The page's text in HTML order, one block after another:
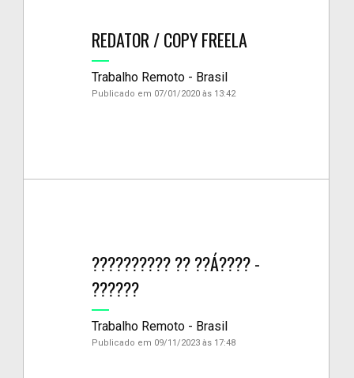
REDATOR / COPY FREELA
Trabalho Remoto - Brasil
Publicado em 07/01/2020 às 13:42
?????????? ?? ??Á???? -
??????
Trabalho Remoto - Brasil
Publicado em 09/11/2023 às 17:48